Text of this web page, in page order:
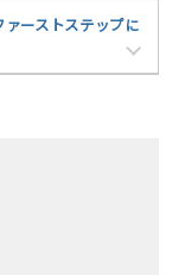
ァーストステップに